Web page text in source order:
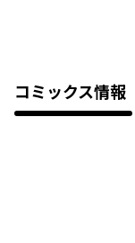
コミックス情報